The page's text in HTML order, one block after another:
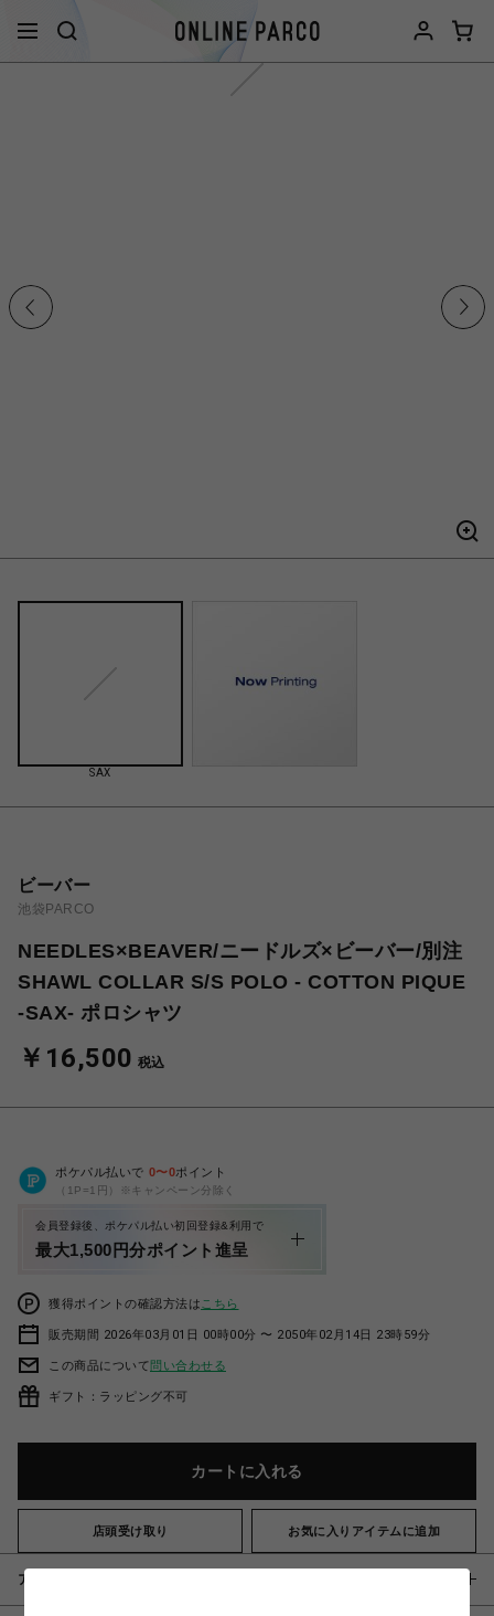
SAX
ビーバー
池袋PARCO
NEEDLES×BEAVER/ニードルズ×ビーバー/別注
SHAWL COLLAR S/S POLO - COTTON PIQUE
-SAX- ポロシャツ
￥16,500 税込
ポケパル払いで 0〜0ポイント
（1P=1円）※キャンペーン分除く
会員登録後、ポケパル払い初回登録&利用で
最大1,500円分ポイント進呈
獲得ポイントの確認方法は こちら
販売期間 2026年03月01日 00時00分 〜 2050年02月14日 23時59分
この商品について問い合わせる
ギフト：ラッピング不可
カートに入れる
店頭受け取り お気に入りアイテムに追加
アイテム説明 / 素材